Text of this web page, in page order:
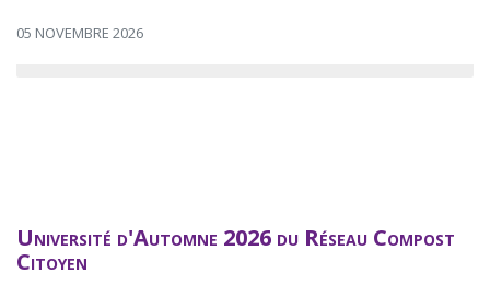
05 NOVEMBRE 2026
Université d'Automne 2026 du Réseau Compost
Citoyen